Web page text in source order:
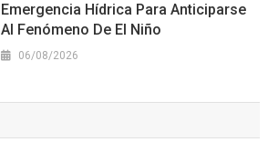
Emergencia Hídrica Para Anticiparse
Al Fenómeno De El Niño
06/08/2026